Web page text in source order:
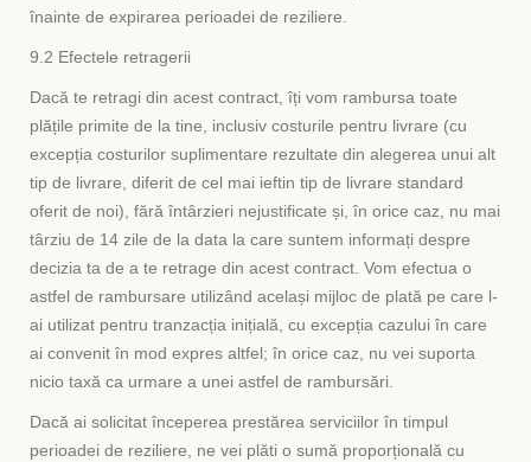
înainte de expirarea perioadei de reziliere.
9.2 Efectele retragerii
Dacă te retragi din acest contract, îți vom rambursa toate
plățile primite de la tine, inclusiv costurile pentru livrare (cu
excepția costurilor suplimentare rezultate din alegerea unui alt
tip de livrare, diferit de cel mai ieftin tip de livrare standard
oferit de noi), fără întârzieri nejustificate și, în orice caz, nu mai
târziu de 14 zile de la data la care suntem informați despre
decizia ta de a te retrage din acest contract. Vom efectua o
astfel de rambursare utilizând același mijloc de plată pe care l-
ai utilizat pentru tranzacția inițială, cu excepția cazului în care
ai convenit în mod expres altfel; în orice caz, nu vei suporta
nicio taxă ca urmare a unei astfel de rambursări.
Dacă ai solicitat începerea prestărea serviciilor în timpul
perioadei de reziliere, ne vei plăti o sumă proporțională cu